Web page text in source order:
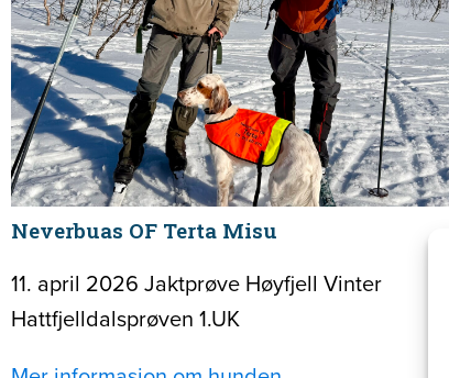
Neverbuas OF Terta Misu
11. april 2026 Jaktprøve Høyfjell Vinter
Hattfjelldalsprøven 1.UK